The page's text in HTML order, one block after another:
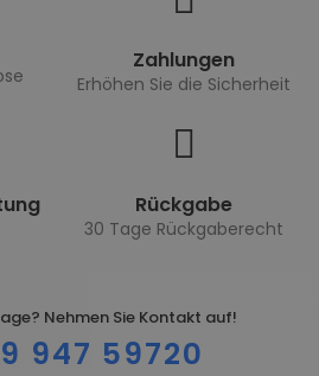
Zahlungen
Erhöhen Sie die Sicherheit
Rückgabe
30 Tage Rückgaberecht
Nehmen Sie Kontakt auf!
947 59720